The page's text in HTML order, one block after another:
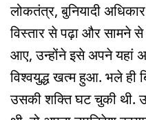
लोकतंत्र, बुनियादी
विस्तार से पढ़ा और सामने
आए, उन्होंने इसे अपने यहां
विश्वयुद्ध खत्म हुआ. भले ही
उसकी शक्ति घट चुकी थी.